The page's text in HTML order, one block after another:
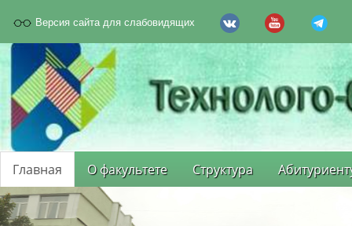
Версия сайта для слабовидящих
Главная О факультете Структура